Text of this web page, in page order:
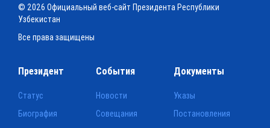
© 2026 Официальный веб-сайт Президента Республики
Узбекистан
Все права защищены
Президент
Статус
Биография
События
Новости
Совещания
Документы
Указы
Постановления